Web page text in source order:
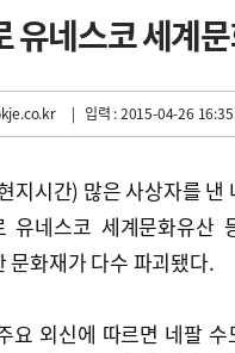
유네스코 세계
| 입력 : 2015-04-26
지시간) 많은 사상자를 낸
유네스코 세계문화유산
문화재가 다수 파괴됐다.
요 외신에 따르면 네팔 수